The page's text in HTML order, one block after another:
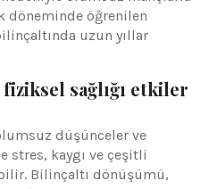
döneminde öğrenilen
uzun yıllar
sağlığı etkiler
düşünceler ve
stres, kaygı ve çeşitli
Bilinçaltı dönüşümü,